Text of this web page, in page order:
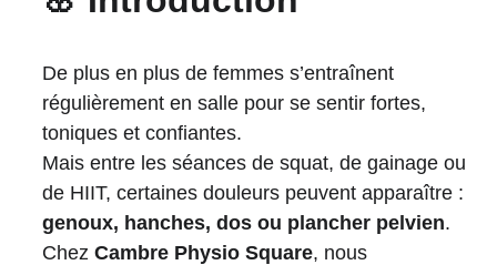
De plus en plus de femmes s’entraînent
régulièrement en salle pour se sentir fortes,
toniques et confiantes.
Mais entre les séances de squat, de gainage ou
de HIIT, certaines douleurs peuvent apparaître :
genoux, hanches, dos ou plancher pelvien.
Chez Cambre Physio Square, nous